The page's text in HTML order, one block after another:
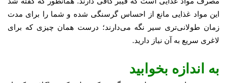
این مواد غذایی مانع از احساس گرسنگی شده و شما را برای مدت
زمان طولانی‌تری سیر نگه می‌دارند؛ درست همان چیزی که برای
لاغری سریع به آن نیاز دارید.
به اندازه بخوابید